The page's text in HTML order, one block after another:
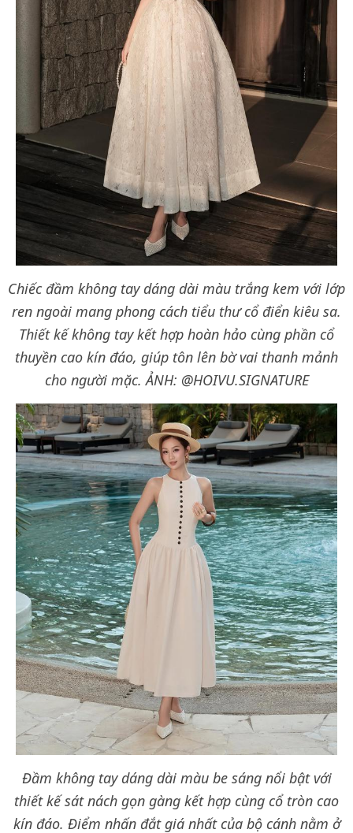
Chiếc đầm không tay dáng dài màu trắng kem với lớp
ren ngoài mang phong cách tiểu thư cổ điển kiêu sa.
Thiết kế không tay kết hợp hoàn hảo cùng phần cổ
thuyền cao kín đáo, giúp tôn lên bờ vai thanh mảnh
cho người mặc.ẢNH: @HOIVU.SIGNATURE
Đầm không tay dáng dài màu be sáng nổi bật với
thiết kế sát nách gọn gàng kết hợp cùng cổ tròn cao
kín đáo. Điểm nhấn đắt giá nhất của bộ cánh nằm ở